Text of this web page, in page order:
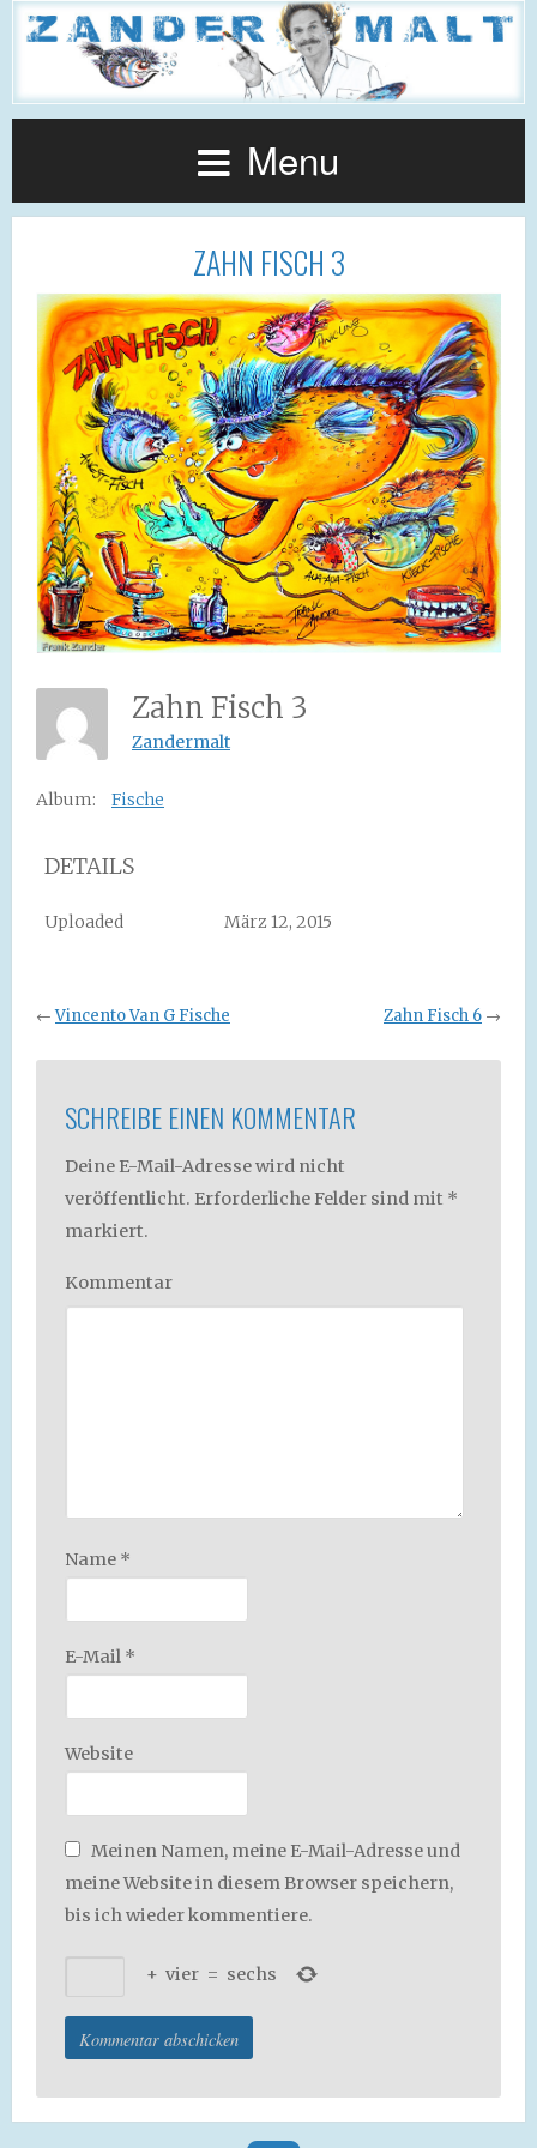
Menu
ZAHN FISCH 3
Zahn Fisch 3
Zandermalt
Album: Fische
DETAILS
Uploaded März 12, 2015
←Vincento Van G Fische Zahn Fisch 6 →
SCHREIBE EINEN KOMMENTAR
Deine E-Mail-Adresse wird nicht
veröffentlicht. Erforderliche Felder sind mit *
markiert.
Kommentar
Name *
E-Mail *
Website
Meinen Namen, meine E-Mail-Adresse und
meine Website in diesem Browser speichern,
bis ich wieder kommentiere.
+ vier = sechs